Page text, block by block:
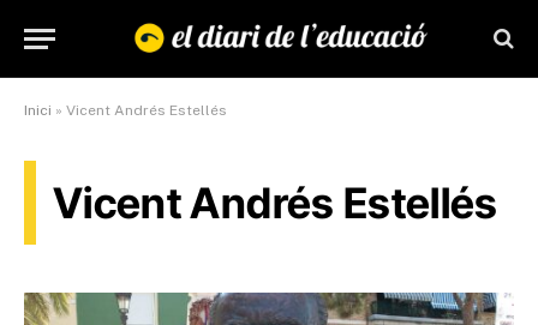
Inici » Vicent Andrés Estellés
Vicent Andrés Estellés